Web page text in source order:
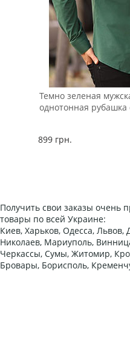
Темно зеленая
однотонная рубашка
899 грн.
Получить свои заказы очень
товары по всей Украине:
Киев, Харьков, Одесса,
Николаев, Мариуполь,
Черкассы, Сумы, Житомир,
Бровары, Борисполь,